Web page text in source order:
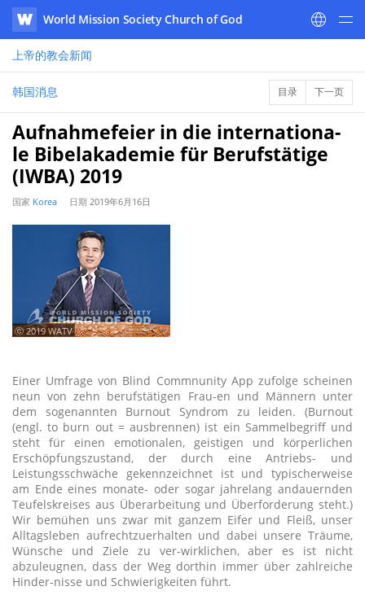
WATV
World Mission Society Church of God
上帝的教会新闻
韩国消息 目录 下一页
Aufnahmefeier in die internationa-
le Bibelakademie für Berufstätige
(IWBA) 2019
国家 Korea 日期 2019年6月16日
ⓒ 2019 WATV
Einer Umfrage von Blind Commnunity App zufolge scheinen
neun von zehn berufstätigen Frau-en und Männern unter
dem sogenannten Burnout Syndrom zu leiden. (Burnout
(engl. to burn out = ausbrennen) ist ein Sammelbegriff und
steht für einen emotionalen, geistigen und körperlichen
Erschöpfungszustand, der durch eine Antriebs- und
Leistungsschwäche gekennzeichnet ist und typischerweise
am Ende eines monate- oder sogar jahrelang andauernden
Teufelskreises aus Überarbeitung und Überforderung steht.)
Wir bemühen uns zwar mit ganzem Eifer und Fleiß, unser
Alltagsleben aufrechtzuerhalten und dabei unsere Träume,
Wünsche und Ziele zu ver-wirklichen, aber es ist nicht
abzuleugnen, dass der Weg dorthin immer über zahlreiche
Hinder-nisse und Schwierigkeiten führt.